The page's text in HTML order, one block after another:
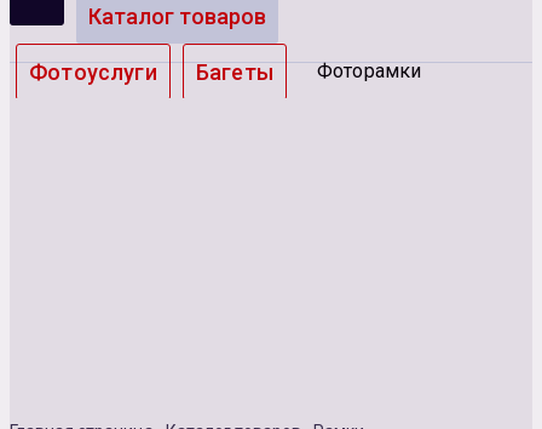
Каталог товаров
Фотоуслуги Багеты Фоторамки